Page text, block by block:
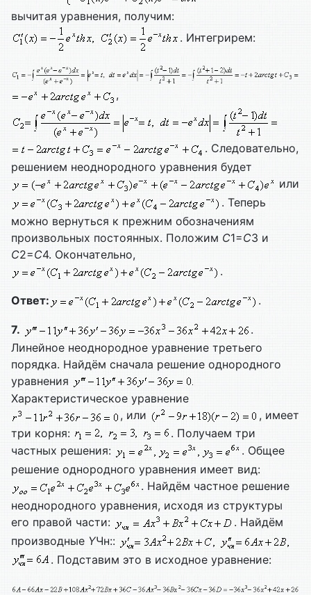
вычитая уравнения, получим:
. Интегрирем:
,
. Следовательно,
решением неоднородного уравнения будет
или
. Теперь
можно вернуться к прежним обозначениям
произвольных постоянных. Положим С1=С3 и
С2=С4. Окончательно,
.
Ответ: .
7.
.
Линейное неоднородное уравнение третьего
порядка. Найдём сначала решение однородного
уравнения
Характеристическое уравнение
, или
, имеет
три корня:
. Получаем три
частных решения:
. Общее
решение однородного уравнения имеет вид:
. Найдём частное решение
неоднородного уравнения, исходя из структуры
его правой части:
. Найдём
производные YЧн::
. Подставим это в исходное уравнение: